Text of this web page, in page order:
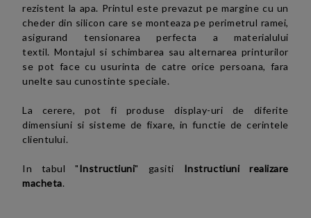
rezistent la apa. Printul este prevazutpe marginecu un
cheder din silicon care se monteaza pe perimetrul ramei,
asigurand tensionarea perfecta a materialului
textil. Montajul si schimbarea sau alternarea printurilor
se pot face cu usurinta de catre orice persoana, fara
unelte saucunostinte speciale.
La cerere, pot fi produse display-uri de diferite
dimensiuni si sisteme de fixare, in functie de cerintele
clientului.
In tabul "Instructiuni" gasiti Instructiuni realizare
macheta.